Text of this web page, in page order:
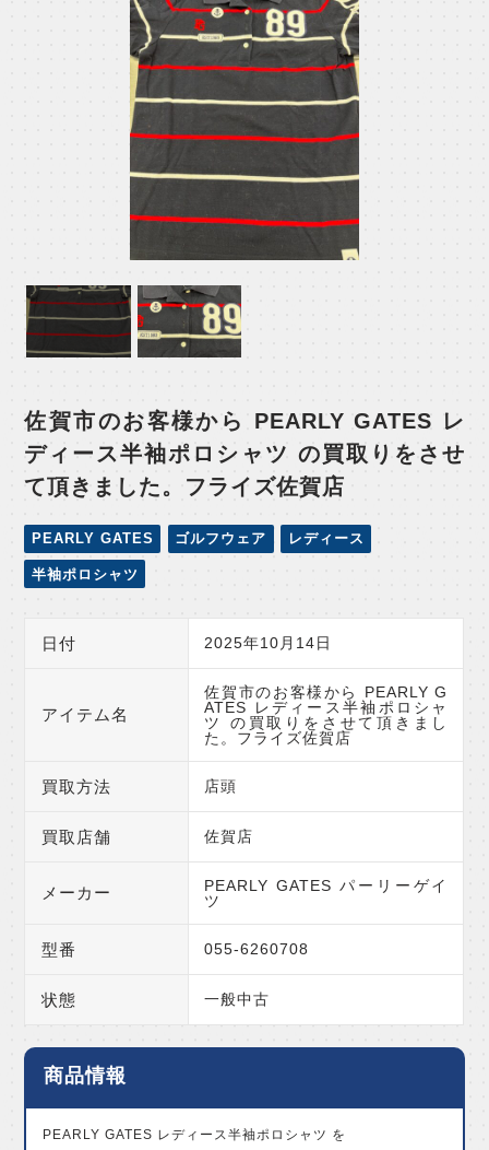
佐賀市のお客様から PEARLY GATES レ
ディース半袖ポロシャツ の買取りをさせ
て頂きました。フライズ佐賀店
PEARLY GATES ゴルフウェア レディース
半袖ポロシャツ
日付 2025年10月14日
アイテム名
佐賀市のお客様から PEARLY G
ATES レディース半袖ポロシャ
ツ の買取りをさせて頂きまし
た。フライズ佐賀店
買取方法 店頭
買取店舗 佐賀店
メーカー
PEARLY GATES パーリーゲイ
ツ
型番 055-6260708
状態 一般中古
商品情報
PEARLY GATES レディース半袖ポロシャツ を